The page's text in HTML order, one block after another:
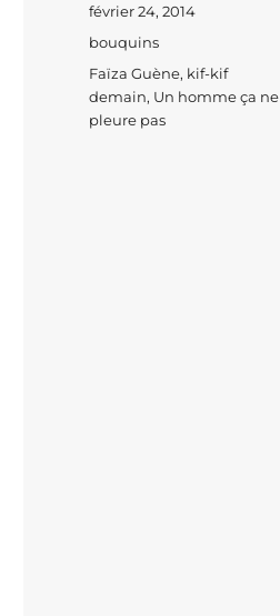
Publié
le
février 24, 2014
Catégories
bouquins
Étiquettes
Faïza Guène, kif-kif
demain, Un homme ça ne
pleure pas